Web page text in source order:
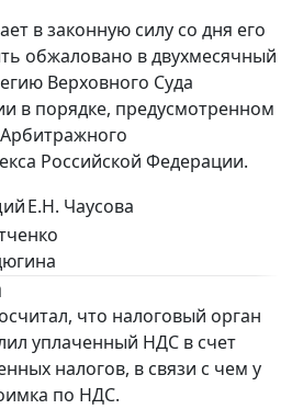
в законную силу со дня его
обжаловано в двухмесячный
Верховного Суда
в порядке, предусмотренном
Российской Федерации.
Е.Н. Чаусова
что налоговый орган
уплаченный НДС в счет
налогов, в связи с чем у
по НДС.